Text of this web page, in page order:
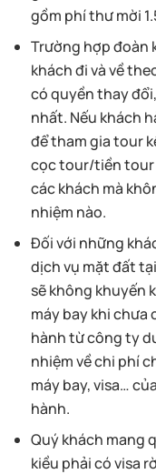
gồm phí thư mời
Trường hợp đoàn
khách đi và về
có quyền thay
nhất. Nếu khách
để tham gia tour
cọc tour/tiền tour
các khách mà
nhiệm nào.
Đối với những
dịch vụ mặt đất
sẽ không khuyến
máy bay khi chưa
hành từ công ty
nhiệm về chi phí
máy bay, visa…
hành.
Quý khách mang
kiều phải có visa